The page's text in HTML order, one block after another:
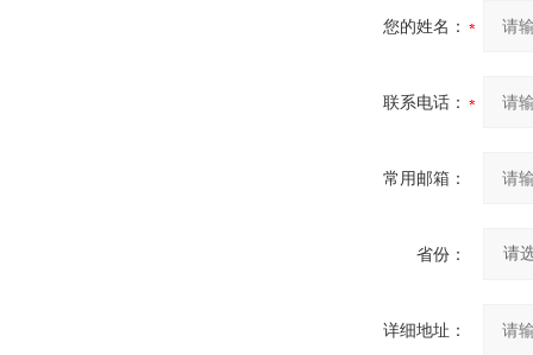
您的姓名：
联系电话：
常用邮箱：
省份：
详细地址：